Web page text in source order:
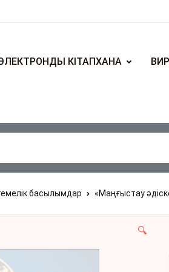
КІТАПХАНА
басылымдар «Маңғыстау
🔍